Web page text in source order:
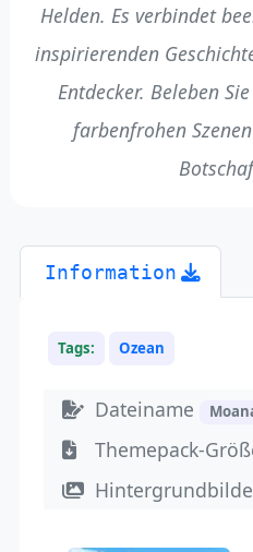
Helden. Es verbindet
inspirierenden
Entdecker. Beleben
farbenfrohen
Information
Tags: Ozean
Dateiname
Themepack-